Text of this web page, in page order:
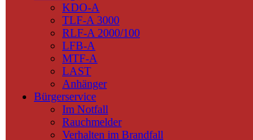
KDO-A
TLF-A 3000
RLF-A 2000/100
LFB-A
MTF-A
LAST
Anhänger
Bürgerservice
Im Notfall
Rauchmelder
Verhalten im Brandfall